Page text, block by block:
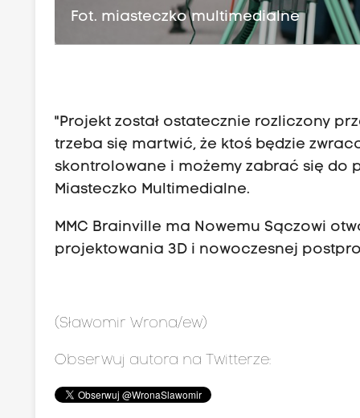
Fot. miasteczko multimedialne
"Projekt został ostatecznie rozliczony
trzeba się martwić, że ktoś będzie
skontrolowane i możemy zabrać się do
Miasteczko Multimedialne.
MMC Brainville ma Nowemu Sączowi
projektowania 3D i nowoczesnej
(Sławomir Wrona/ew)
Obserwuj autora na Twitterze: